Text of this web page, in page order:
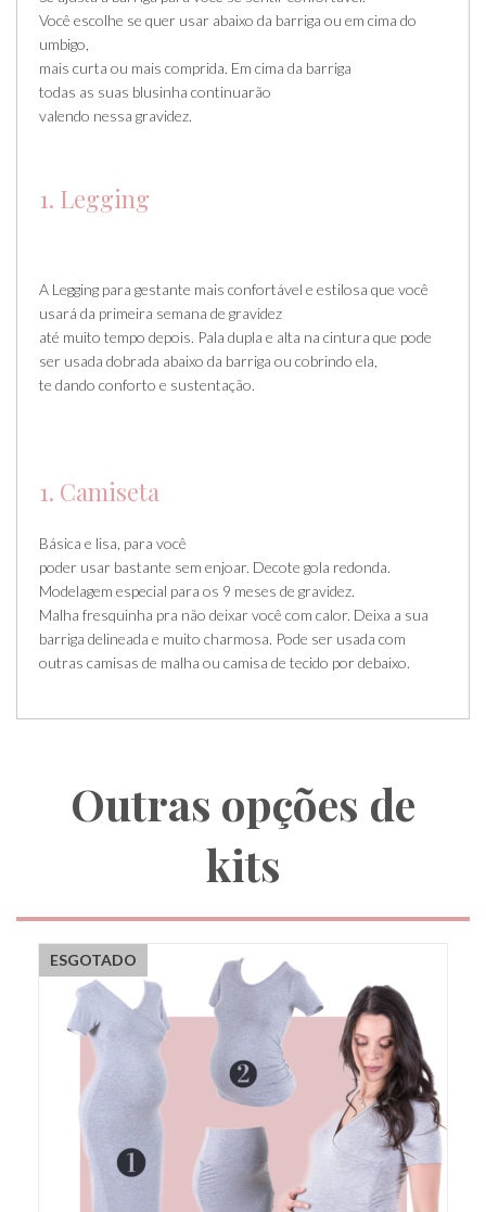
Você escolhe se quer usar abaixo da barriga ou em cima do
umbigo,
mais curta ou mais comprida. Em cima da barriga
todas as suas blusinha continuarão
valendo nessa gravidez.
1. Legging
A Legging para gestante mais confortável e estilosa que você
usará da primeira semana de gravidez
até muito tempo depois. Pala dupla e alta na cintura que pode
ser usada dobrada abaixo da barriga ou cobrindo ela,
te dando conforto e sustentação.
1. Camiseta
Básica e lisa, para você
poder usar bastante sem enjoar. Decote gola redonda.
Modelagem especial para os 9 meses de gravidez.
Malha fresquinha pra não deixar você com calor. Deixa a sua
barriga delineada e muito charmosa. Pode ser usada com
outras camisas de malha ou camisa de tecido por debaixo.
Outras opções de
kits
ESGOTADO